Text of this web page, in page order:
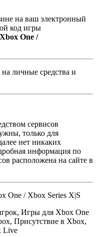
на ваш электронный
код игры
Xbox One /
личные средства и
сервисов
только для
нет никаких
информация по
расположена на сайте в
One / Xbox Series X|S
Игры для Xbox One
Присутствие в Xbox,
Live